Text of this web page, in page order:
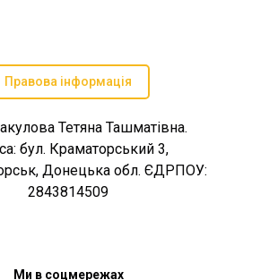
Правова інформація
Тетяна Ташматівна.
бул. Краматорський 3,
Донецька обл. ЄДРПОУ:
2843814509
Ми в соцмережах